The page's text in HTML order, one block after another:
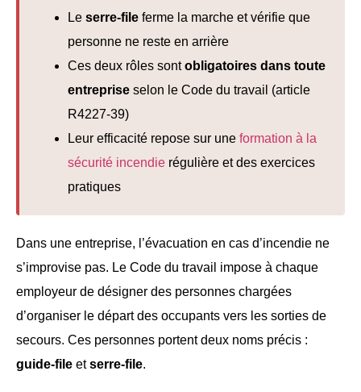
Le serre-file ferme la marche et vérifie que
personne ne reste en arrière
Ces deux rôles sontobligatoires dans toute
entreprise selon le Code du travail (article
R4227-39)
Leur efficacité repose sur une formation à la
sécurité incendie régulière et des exercices
pratiques
Dans une entreprise, l’évacuation en cas d’incendie ne
s’improvise pas. Le Code du travail impose à chaque
employeur de désigner des personnes chargées
d’organiser le départ des occupants vers les sorties de
secours. Ces personnes portent deux noms précis :
guide-file etserre-file.